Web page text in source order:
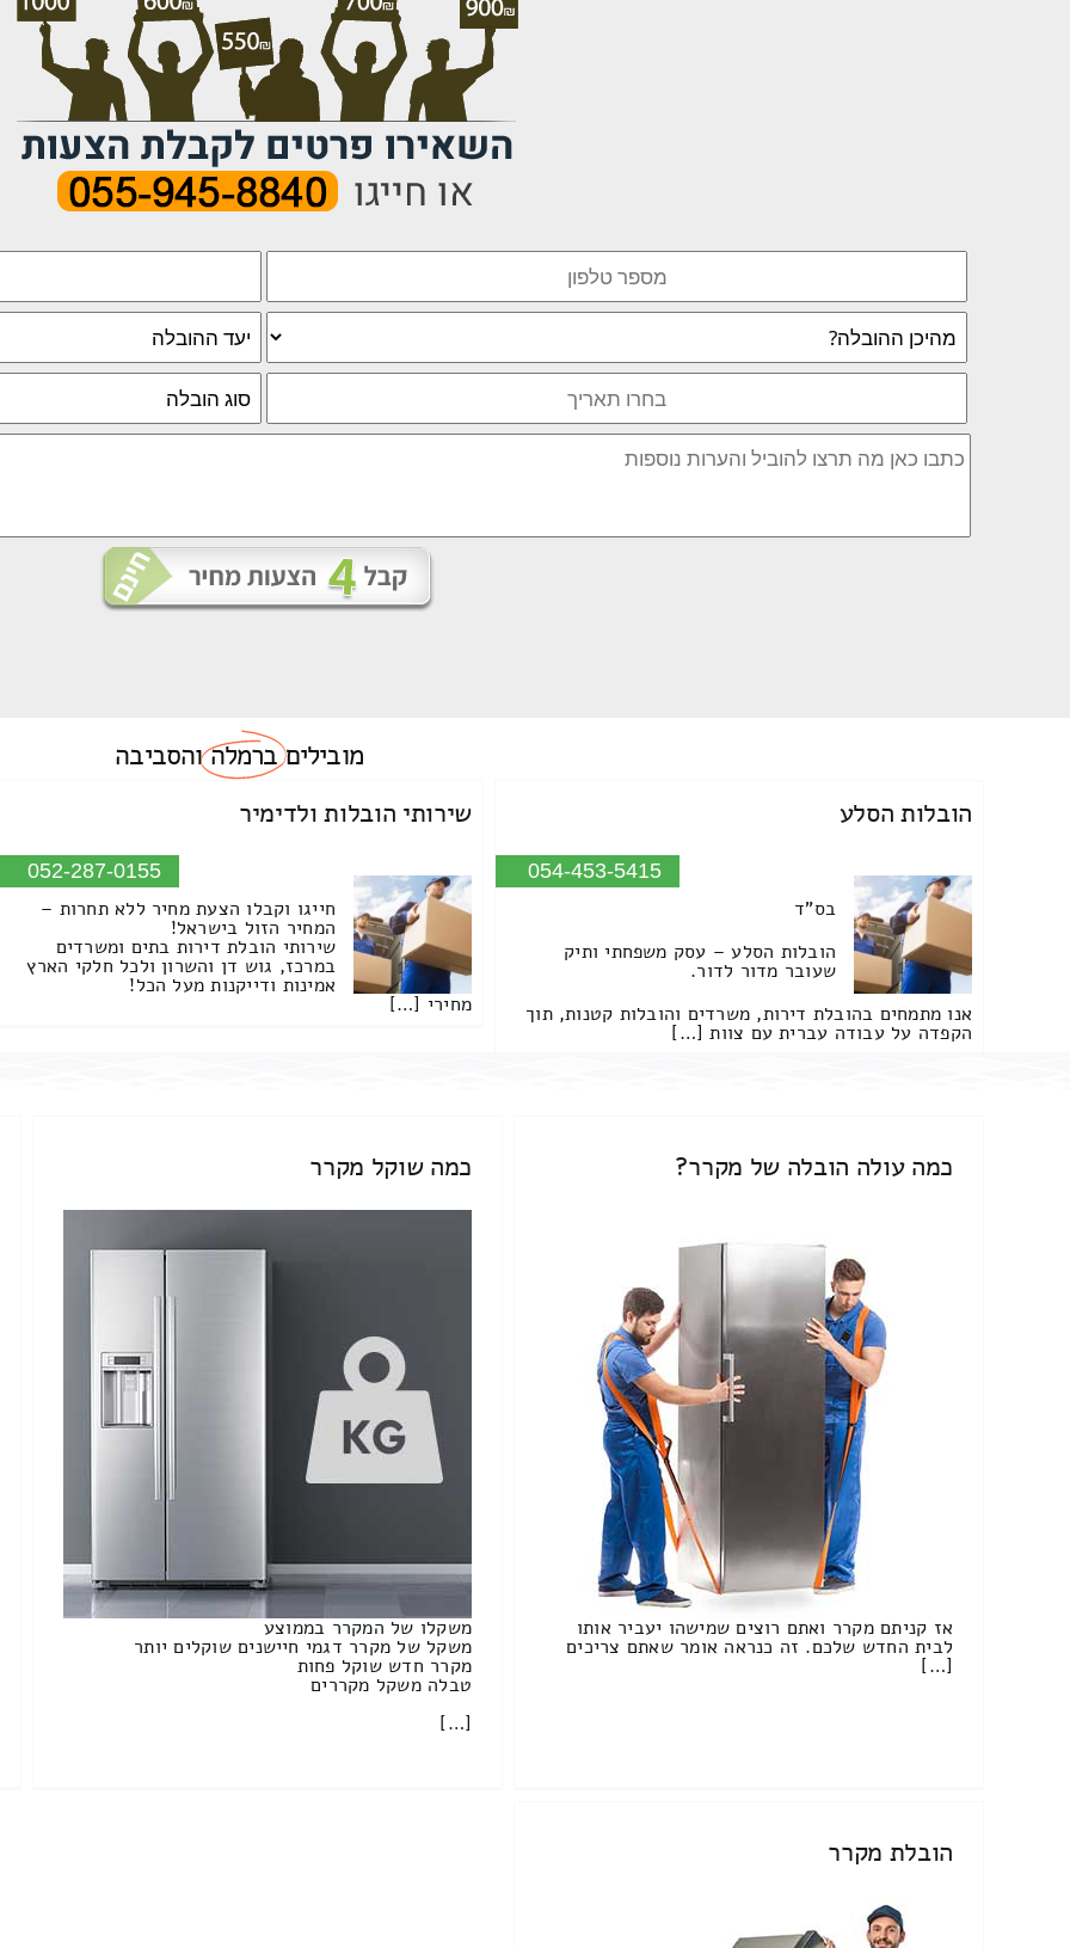
מוביליםברמלהוהסביבה
הובלות הסלע
054-453-5415
בס"ד
הובלות הסלע – עסק משפחתי ותיק
שעובר מדור לדור.
אנו מתמחים בהובלת דירות, משרדים והובלות קטנות, תוך
הקפדה על עבודה עברית עם צוות […]
שירותי הובלות ולדימיר
052-287-0155
חייגו וקבלו הצעת מחיר ללא תחרות –
המחיר הזול בישראל!
שירותי הובלת דירות בתים ומשרדים
במרכז, גוש דן והשרון ולכל חלקי הארץ
אמינות ודייקנות מעל הכל!
מחירי […]
כמה עולה הובלה של מקרר?
אז קניתם מקרר ואתם רוצים שמישהו יעביר אותו
לבית החדש שלכם. זה כנראה אומר שאתם צריכים
[…]
כמה שוקל מקרר
משקלו של המקרר בממוצע
משקל של מקרר דגמי חיישנים שוקלים יותר
מקרר חדש שוקל פחות
טבלה משקל מקררים
[…]
הובלת מקרר